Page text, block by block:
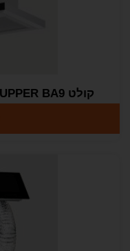
קולט KUPPER BA9 – כניסה בסיסית T-Shape